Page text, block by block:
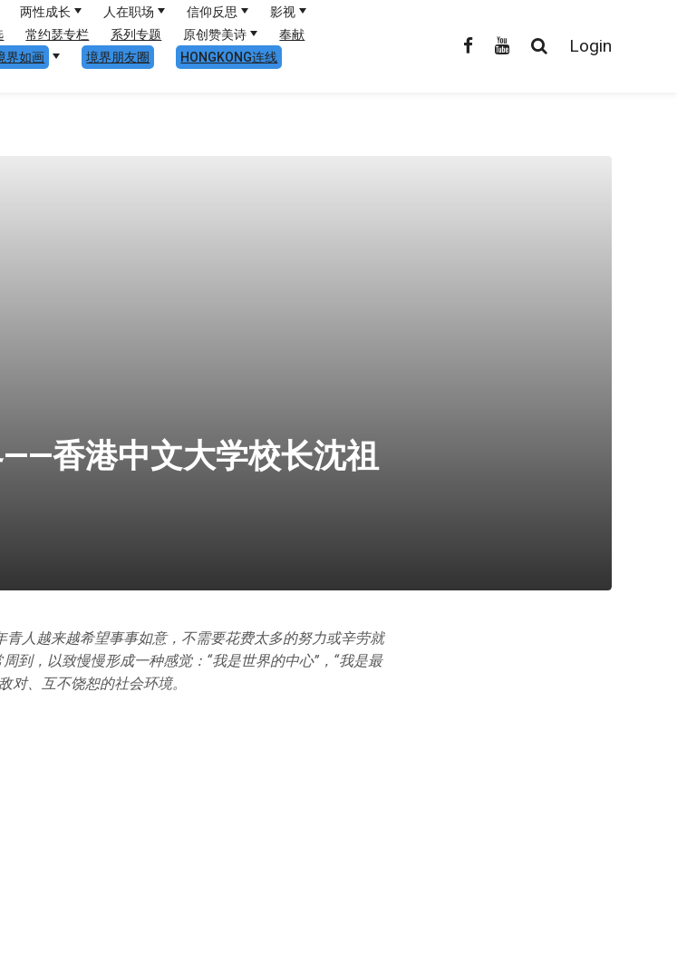
两性成长 人在职场 信仰反思
影视
常约瑟专栏 系列专题 原创赞美诗
奉献
界如画 境界朋友圈
HONGKONG连线
Login
香港中文大学校长沈祖
人越来越希望事事如意，不需要花费太多的努力或辛劳就
到，以致慢慢形成一种感觉：“我是世界的中心”，“我是最
对、互不饶恕的社会环境。